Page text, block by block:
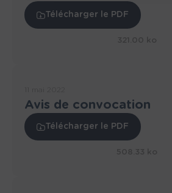
Télécharger le PDF
Avis de convocation
Télécharger le PDF